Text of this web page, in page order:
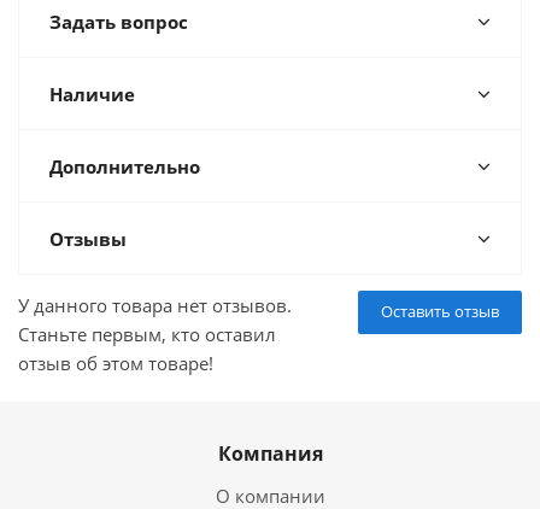
Задать вопрос
Наличие
Дополнительно
Отзывы
Оставить отзыв
У данного товара нет отзывов.
Станьте первым, кто оставил
отзыв об этом товаре!
Компания
О компании